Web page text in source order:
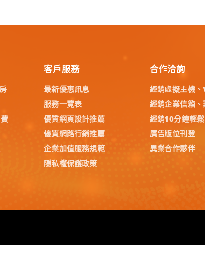
客戶服務
最新優惠訊息
服務一覽表
優質網頁設計推薦
優質網路行銷推薦
企業加值服務規範
隱私權保護政策
合作洽詢
經銷虛擬主機、
經銷企業信箱
經銷10分鐘輕
廣告版位刊登
異業合作夥伴